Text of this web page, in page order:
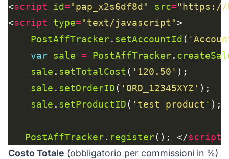
<script id="pap_x2s6df8d" src="https://
<script type="text/javascript"
PostAffTracker. setAccountId(
var sale = PostAffTracker.
sale . setTotalCost ( '120.50'
sale . setOrderID( 'ORD_12345XYZ'
sale . setProductID( 'test product'
PostAffTracker. register(); </script
Costo Totale (obbligatorio per commissioni in %)